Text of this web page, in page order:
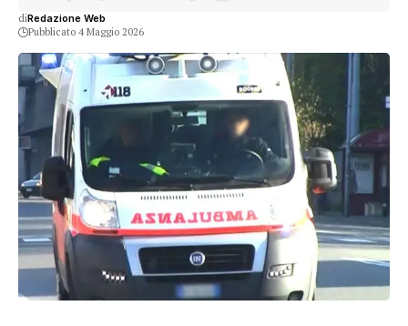
diRedazione Web
Pubblicato 4 Maggio 2026